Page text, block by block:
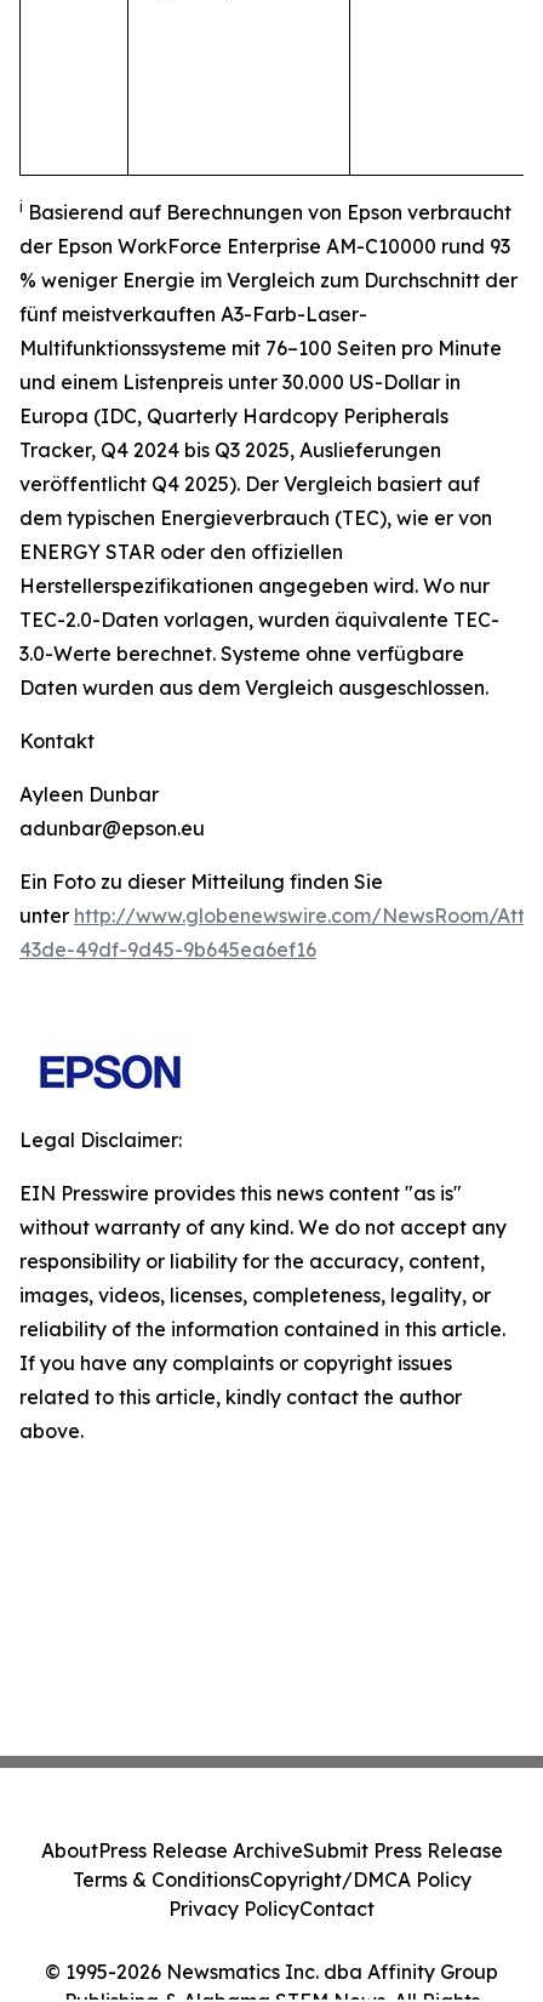
i Basierend auf Berechnungen von Epson verbraucht
der Epson WorkForce Enterprise AM-C10000 rund 93
% weniger Energie im Vergleich zum Durchschnitt der
fünf meistverkauften A3-Farb-Laser-
Multifunktionssysteme mit 76–100 Seiten pro Minute
und einem Listenpreis unter 30.000 US-Dollar in
Europa (IDC, Quarterly Hardcopy Peripherals
Tracker, Q4 2024 bis Q3 2025, Auslieferungen
veröffentlicht Q4 2025). Der Vergleich basiert auf
dem typischen Energieverbrauch (TEC), wie er von
ENERGY STAR oder den offiziellen
Herstellerspezifikationen angegeben wird. Wo nur
TEC-2.0-Daten vorlagen, wurden äquivalente TEC-
3.0-Werte berechnet. Systeme ohne verfügbare
Daten wurden aus dem Vergleich ausgeschlossen.
Kontakt
Ayleen Dunbar
adunbar@epson.eu
Ein Foto zu dieser Mitteilung finden Sie
unter http://www.globenewswire.com/NewsRoom/
43de-49df-9d45-9b645ea6ef16
Legal Disclaimer:
EIN Presswire provides this news content "as is"
without warranty of any kind. We do not accept any
responsibility or liability for the accuracy, content,
images, videos, licenses, completeness, legality, or
reliability of the information contained in this article.
If you have any complaints or copyright issues
related to this article, kindly contact the author
above.
© 1995-2026 Newsmatics Inc. dba Affinity Group
AboutPress Release ArchiveSubmit Press Release
Terms & ConditionsCopyright/DMCA Policy
Privacy PolicyContact